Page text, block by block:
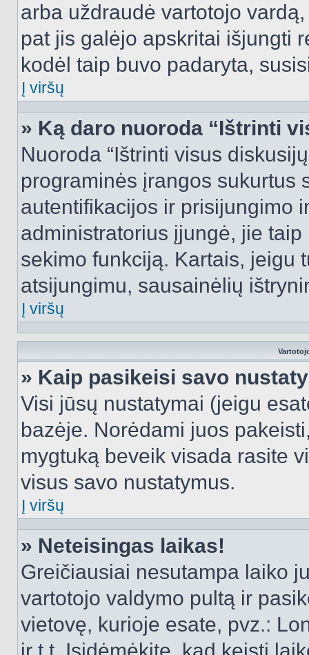
arba uždraudė vartotojo
pat jis galėjo apskritai išjungti
kodėl taip buvo padaryta,
Į viršų
» Ką daro nuoroda “Ištrinti
Nuoroda “Ištrinti visus
programinės įrangos sukurtus
autentifikacijos ir prisijungimo
administratorius įjungė, jie
sekimo funkciją. Kartais, jeigu
atsijungimu, sausainėlių
Į viršų
» Kaip pasikeisi savo
Visi jūsų nustatymai (jeigu
bazėje. Norėdami juos
mygtuką beveik visada rasite
visus savo nustatymus.
Į viršų
» Neteisingas laikas!
Greičiausiai nesutampa laiko
vartotojo valdymo pultą ir
vietovę, kurioje esate, pvz.: